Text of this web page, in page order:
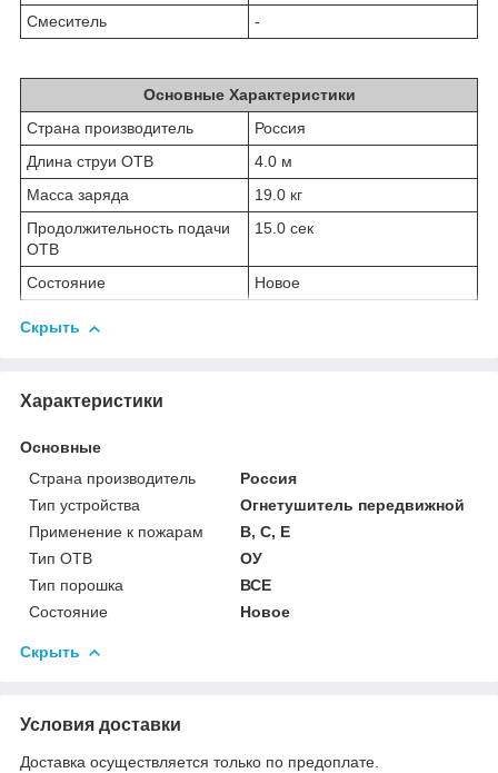
Смеситель -
Основные Характеристики
Страна производитель
Россия
Длина струи ОТВ
4.0 м
Масса заряда
19.0 кг
Продолжительность подачи
ОТВ
15.0 сек
Состояние Новое
Скрыть
Характеристики
Основные
Страна производитель
Россия
Тип устройства
Огнетушитель передвижной
Применение к пожарам
В, С, Е
Тип ОТВ
ОУ
Тип порошка
ВСЕ
Состояние
Новое
Скрыть
Условия доставки
Доставка осуществляется только по предоплате.